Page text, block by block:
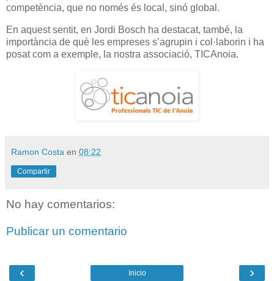
competència, que no només és local, sinó global.
En aquest sentit, en Jordi Bosch ha destacat, també, la
importància de què les empreses s’agrupin i col·laborin i ha
posat com a exemple, la nostra associació, TICAnoia.
Ramon Costa en 08:22
Compartir
No hay comentarios:
Publicar un comentario
‹ ›
Inicio